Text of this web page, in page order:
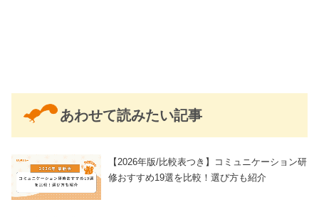
あわせて読みたい記事
【2026年版/比較表つき】コミュニケーション研
修おすすめ19選を比較！選び方も紹介